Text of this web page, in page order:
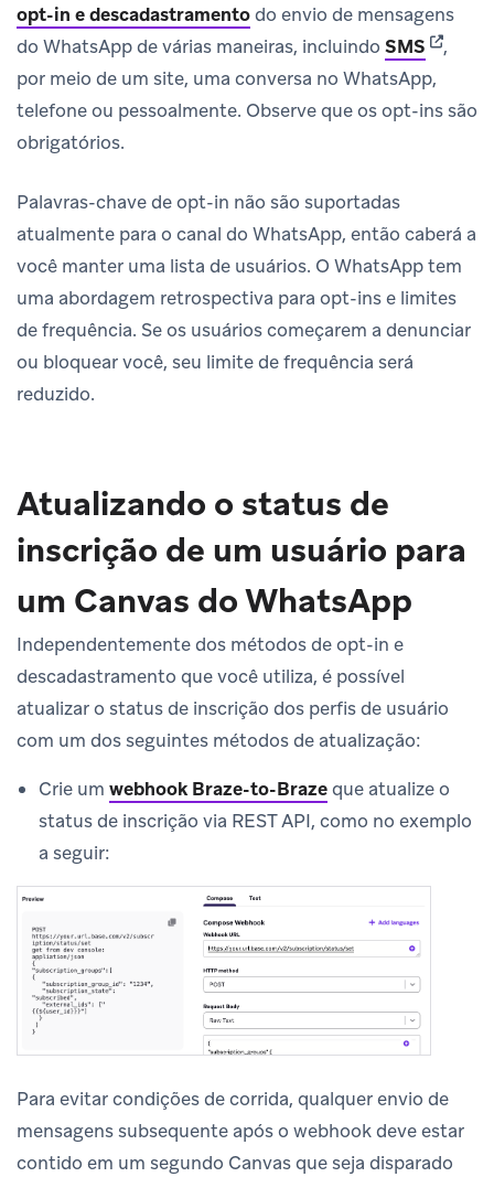
opt-in e descadastramentodo envio de mensagens
do WhatsApp de várias maneiras, incluindo SMS (opens
,
por meio de um site, uma conversa no WhatsApp,
telefone ou pessoalmente. Observe que os opt-ins são
obrigatórios.
Palavras-chave de opt-in não são suportadas
atualmente para o canal do WhatsApp, então caberá a
você manter uma lista de usuários. O WhatsApp tem
uma abordagem retrospectiva para opt-ins e limites
de frequência. Se os usuários começarem a denunciar
ou bloquear você, seu limite de frequência será
reduzido.
Atualizando o status de
inscrição de um usuário para
um Canvas do WhatsApp
Independentemente dos métodos de opt-in e
descadastramento que você utiliza, é possível
atualizar o status de inscrição dos perfis de usuário
com um dos seguintes métodos de atualização:
Crie um webhook Braze-to-Brazeque atualize o
status de inscrição via REST API, como no exemplo
a seguir:
Para evitar condições de corrida, qualquer envio de
mensagens subsequente após o webhook deve estar
contido em um segundo Canvas que seja disparado